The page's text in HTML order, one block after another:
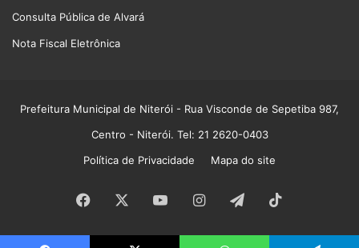
Consulta Pública de Alvará
Nota Fiscal Eletrônica
Prefeitura Municipal de Niterói - Rua Visconde de Sepetiba 987,
Centro - Niterói. Tel: 21 2620-0403
Política de Privacidade
Mapa do site
Facebook YouTubeInstagram
Telegram